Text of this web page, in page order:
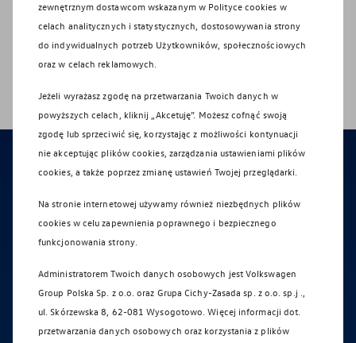
Sprawdź co dla Ciebie
Recepcja
Formularzkontaktowy
Oferta na nowy samochód
Umówienie jazdy próbnej
Umówienie wizyty w serwisie
Imię *
zewnętrznym dostawcom wskazanym w Polityce cookies w
celach analitycznych i statystycznych, dostosowywania strony
do indywidualnych potrzeb Użytkowników, społecznościowych
oraz w celach reklamowych.
Jeżeli wyrażasz zgodę na przetwarzania Twoich danych w
powyższych celach, kliknij „Akcetuję”. Możesz cofnąć swoją
zgodę lub sprzeciwić się, korzystając z możliwości kontynuacji
nie akceptując plików cookies, zarządzania ustawieniami plików
cookies, a także poprzez zmianę ustawień Twojej przeglądarki.
Na stronie internetowej używamy również niezbędnych plików
cookies w celu zapewnienia poprawnego i bezpiecznego
funkcjonowania strony.
Administratorem Twoich danych osobowych jest Volkswagen
Group Polska Sp. z o.o. oraz Grupa Cichy-Zasada sp. z o.o. sp.j .,
ul. Skórzewska 8, 62-081 Wysogotowo. Więcej informacji dot.
przetwarzania danych osobowych oraz korzystania z plików